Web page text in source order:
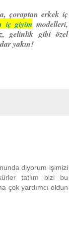
çoraptan erkek iç
iç giyim modelleri,
gelinlik gibi özel
yakın!
diyorum işimizi
tatlım bizi bu
çok yardımcı oldun